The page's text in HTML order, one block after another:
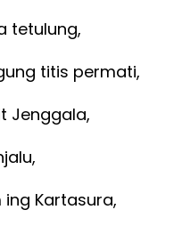
tetulung,
titis permati,
Jenggala,
Kartasura,